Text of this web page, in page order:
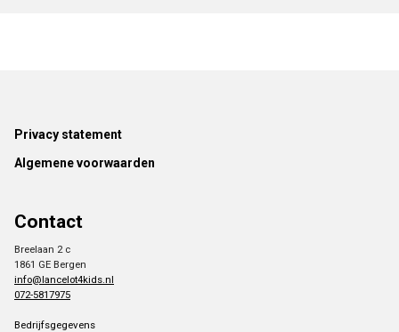
Footer
Privacy statement
Algemene voorwaarden
Contact
Breelaan 2 c
1861 GE Bergen
info@lancelot4kids.nl
072-5817975
Bedrijfsgegevens